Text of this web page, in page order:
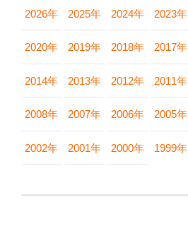
2026年 2025年 2024年 2023年
2020年 2019年 2018年 2017年
2014年 2013年 2012年 2011年
2008年 2007年 2006年 2005年
2002年 2001年 2000年 1999年